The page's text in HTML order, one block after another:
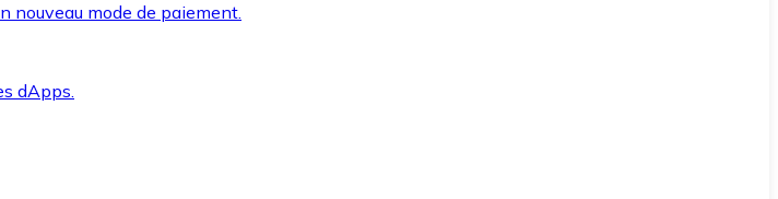
nouveau mode de paiement.
dApps.